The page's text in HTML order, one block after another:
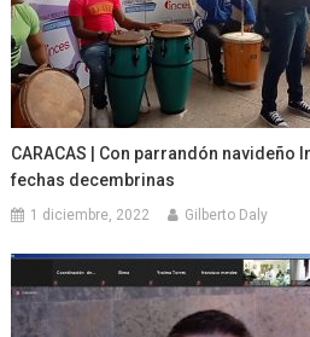
CARACAS | Con parrandón
fechas decembrinas
1 diciembre, 2022 Gilberto Daly